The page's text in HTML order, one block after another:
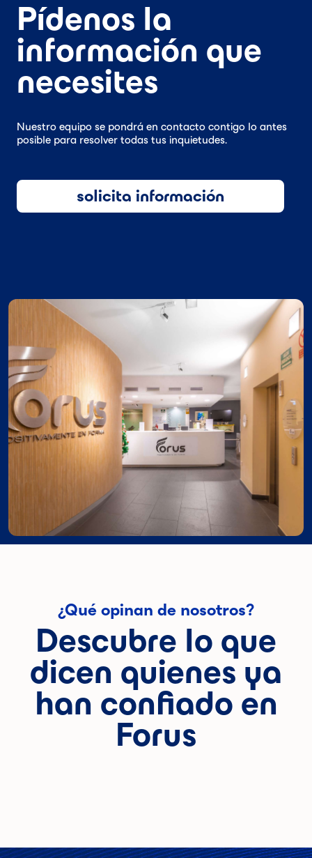
Pídenos la
información que
necesites
Nuestro equipo se pondrá en contacto contigo lo antes
posible para resolver todas tus inquietudes.
solicita información
¿Qué opinan de nosotros?
Descubre lo que
dicen quienes ya
han confiado en
Forus